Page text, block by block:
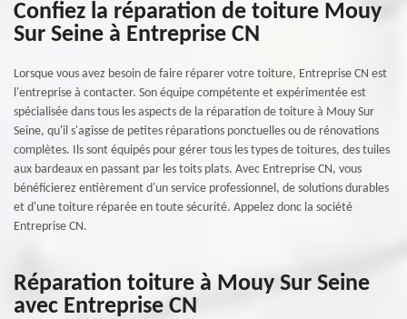
Confiez la réparation de toiture Mouy
Sur Seine à Entreprise CN
Lorsque vous avez besoin de faire réparer votre toiture, Entreprise CN est
l'entreprise à contacter. Son équipe compétente et expérimentée est
spécialisée dans tous les aspects de la réparation de toiture à Mouy Sur
Seine, qu'il s'agisse de petites réparations ponctuelles ou de rénovations
complètes. Ils sont équipés pour gérer tous les types de toitures, des tuiles
aux bardeaux en passant par les toits plats. Avec Entreprise CN, vous
bénéficierez entièrement d'un service professionnel, de solutions durables
et d'une toiture réparée en toute sécurité. Appelez donc la société
Entreprise CN.
Réparation toiture à Mouy Sur Seine
avec Entreprise CN